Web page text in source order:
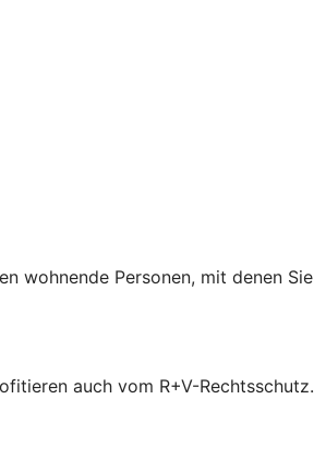
wohnende Personen, mit denen Sie
auch vom R+V-Rechtsschutz.